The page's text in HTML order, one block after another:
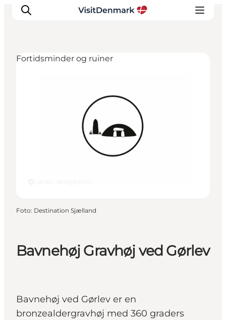
Overnatning
Planlæg ferien
Bavnehøj Gravhøj ved Gørlev
Bavnehøj ved Gørlev er en
bronzealdergravhøj med 360 graders
Fortidsminder og ruiner
Foto: Destination Sjælland